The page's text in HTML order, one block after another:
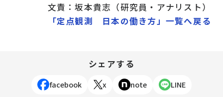
文責：坂本貴志（研究員・アナリスト）
「定点観測 日本の働き方」一覧へ戻る
シェアする
facebook x note LINE